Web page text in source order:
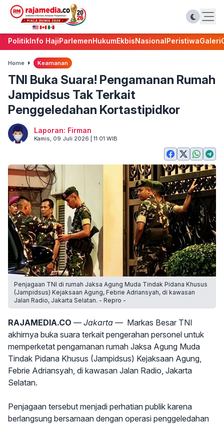
PolitikInfo HajiParlemenHukumEkbisNasionalPeristiwaGaleri
Home Keamanan
TNI Buka Suara! Pengamanan Rumah
Jampidsus Tak Terkait
Penggeledahan Kortastipidkor
Laporan: Firman
Kamis, 09 Juli 2026 | 11:01 WIB
Penjagaan TNI di rumah Jaksa Agung Muda Tindak Pidana Khusus
(Jampidsus) Kejaksaan Agung, Febrie Adriansyah, di kawasan
Jalan Radio, Jakarta Selatan. - Repro -
RAJAMEDIA.CO — Jakarta —Markas Besar TNI
akhirnya buka suara terkait pengerahan personel untuk
memperketat pengamanan rumah Jaksa Agung Muda
Tindak Pidana Khusus (Jampidsus) Kejaksaan Agung,
Febrie Adriansyah, di kawasan Jalan Radio, Jakarta
Selatan.
Penjagaan tersebut menjadi perhatian publik karena
berlangsung bersamaan dengan operasi penggeledahan